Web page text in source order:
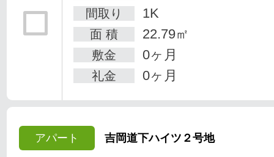
間取り
1K
面 積 22.79㎡
敷金 0ヶ月
礼金 0ヶ月
アパート 吉岡道下ハイツ２号地